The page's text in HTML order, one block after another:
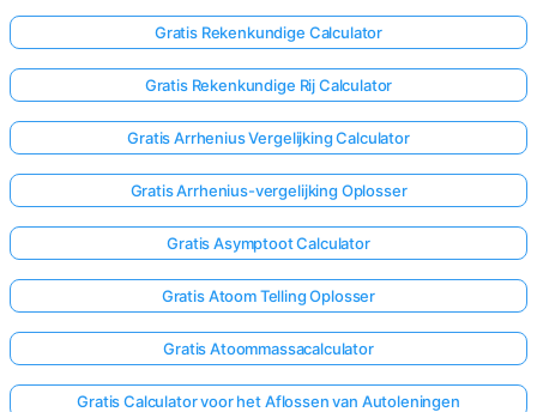
Nog
Geen
Vraag
Gratis Rekenkundige Calculator
Gratis Rekenkundige Rij Calculator
Gratis Arrhenius Vergelijking Calculator
Gratis Arrhenius-vergelijking Oplosser
Gratis Asymptoot Calculator
Gratis Atoom Telling Oplosser
Gratis Atoommassacalculator
Gratis Calculator voor het Aflossen van Autoleningen